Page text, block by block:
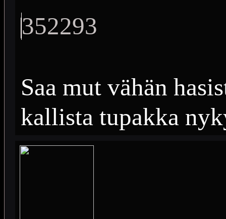
352293
Saa mut vähän
kallista tupakka